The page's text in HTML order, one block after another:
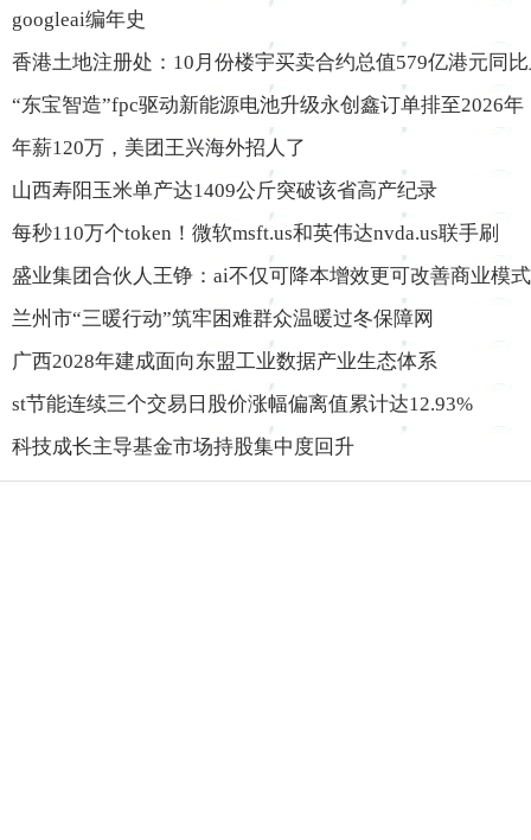
googleai编年史
香港土地注册处：10月份楼宇买卖合约总值579亿港元同
“东宝智造”fpc驱动新能源电池升级永创鑫订单排至2026年
年薪120万，美团王兴海外招人了
山西寿阳玉米单产达1409公斤突破该省高产纪录
每秒110万个token！微软msft.us和英伟达nvda.us联手刷
盛业集团合伙人王铮：ai不仅可降本增效更可改善商业模式
兰州市“三暖行动”筑牢困难群众温暖过冬保障网
广西2028年建成面向东盟工业数据产业生态体系
st节能连续三个交易日股价涨幅偏离值累计达12.93%
科技成长主导基金市场持股集中度回升